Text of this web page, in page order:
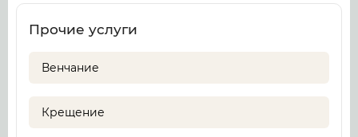
Прочие услуги
Венчание
Крещение